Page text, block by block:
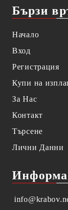
Бързи
Начало
Вход
Регистрация
Купи на
За Нас
Контакт
Търсене
Лични Данни